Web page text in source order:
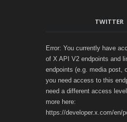
TWITTER
Error: You currently have
of X API V2 endpoints and
endpoints (e.g. media post,
you need access to this
need a different access
more here:
https://developer.x.com/en/